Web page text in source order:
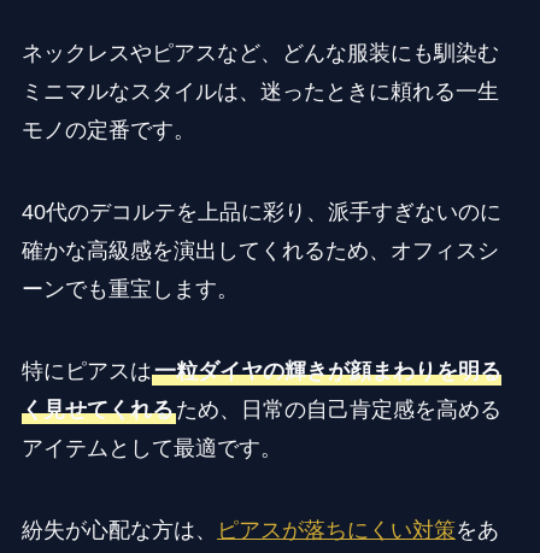
ネックレスやピアスなど、どんな服装にも馴染む
ミニマルなスタイルは、迷ったときに頼れる一生
モノの定番です。
40代のデコルテを上品に彩り、派手すぎないのに
確かな高級感を演出してくれるため、オフィスシ
ーンでも重宝します。
特にピアスは一粒ダイヤの輝きが顔まわりを明る
く見せてくれるため、日常の自己肯定感を高める
アイテムとして最適です。
紛失が心配な方は、 ピアスが落ちにくい対策をあ